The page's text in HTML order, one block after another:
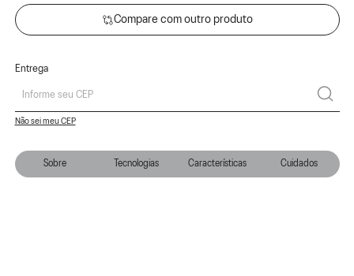
Sobre Tecnologias Características Cuidados
Compare com outro produto
Entrega
Não sei meu CEP